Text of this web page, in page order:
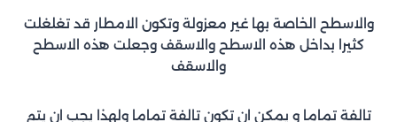
والاسطح الخاصة بها غير معزولة وتكون الامطار قد تغلغلت
كثيرا بداخل هذه الاسطح والاسقف وجعلت هذه الاسطح
والاسقف
تالفة تماما و يمكن ان تكون تالفة تماما ولهذا يجب ان يتم